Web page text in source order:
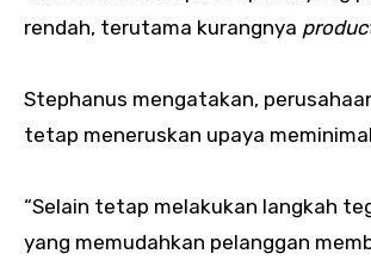
rendah, terutama kurangnya
Stephanus mengatakan,
tetap meneruskan upaya
“Selain tetap melakukan langkah
yang memudahkan pelanggan